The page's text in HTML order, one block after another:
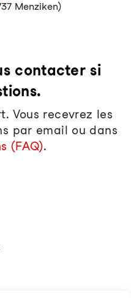
Menziken)
contacter si
Vous recevrez les
par email ou dans
(FAQ).